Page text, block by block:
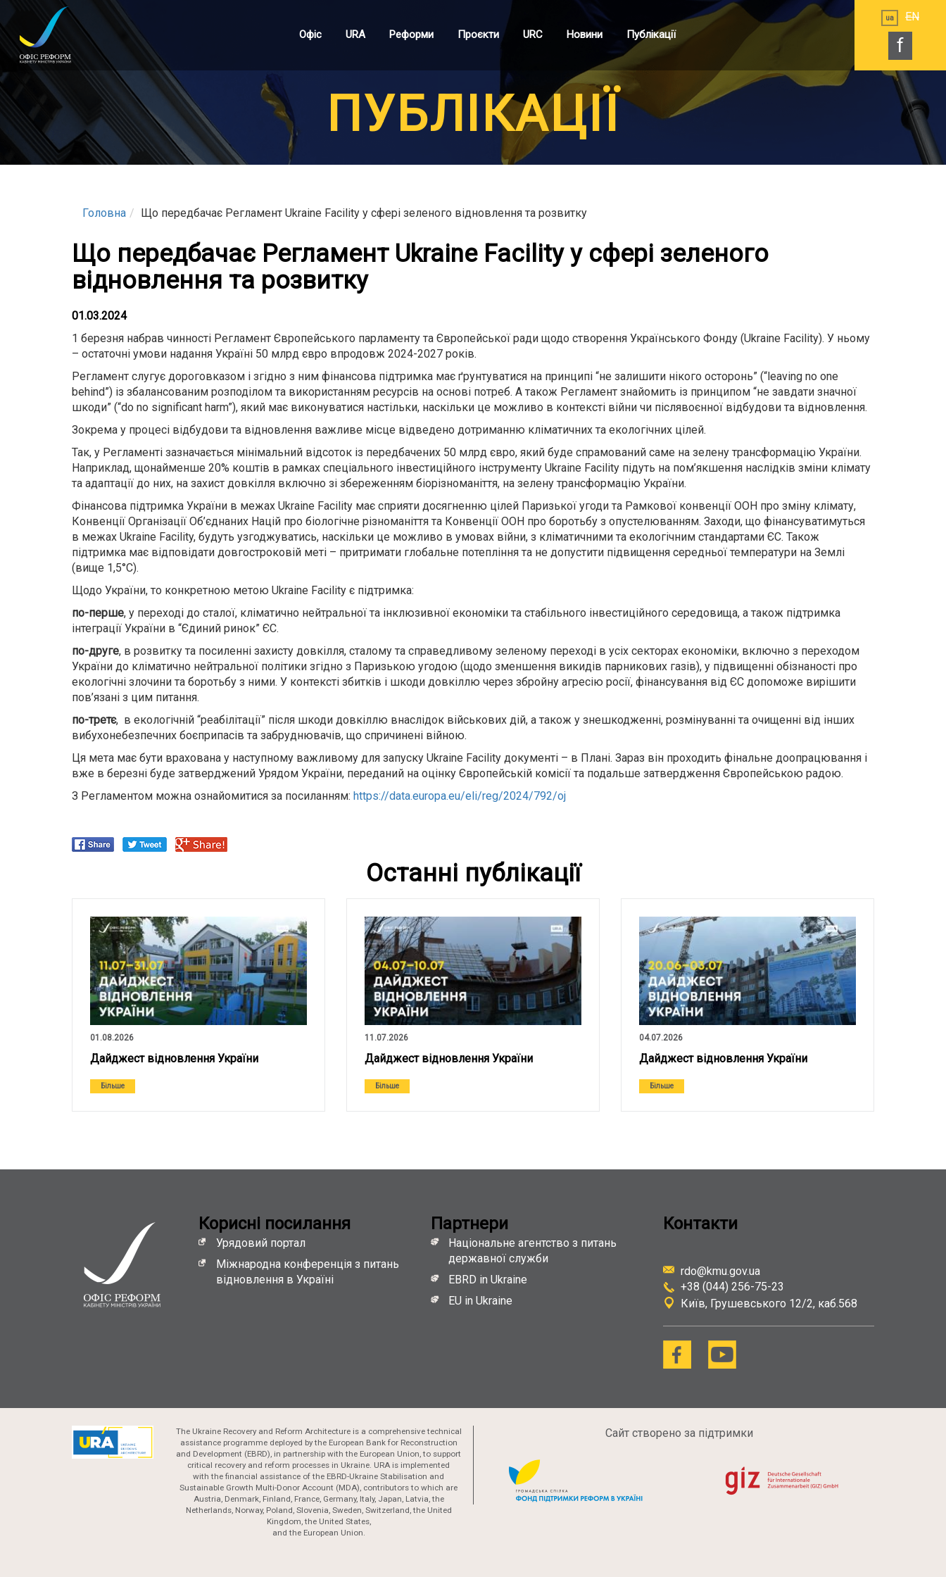
до
основного
матеріалу
ua EN
f
Офіс URA Реформи Проєкти URC Новини Публікації
ПУБЛІКАЦІЇ
Головна Що передбачає Регламент Ukraine Facility у сфері зеленого відновлення та розвитку
Що передбачає Регламент Ukraine Facility у сфері зеленого
відновлення та розвитку
01.03.2024
1 березня набрав чинності Регламент Європейського парламенту та Європейської ради щодо створення Українського Фонду (Ukraine Facility). У ньому
– остаточні умови надання Україні 50 млрд євро впродовж 2024-2027 років.
Регламент слугує дороговказом і згідно з ним фінансова підтримка має ґрунтуватися на принципі “не залишити нікого осторонь” (“leaving no one
behind”) із збалансованим розподілом та використанням ресурсів на основі потреб. А також Регламент знайомить із принципом “не завдати значної
шкоди” (“do no significant harm”), який має виконуватися настільки, наскільки це можливо в контексті війни чи післявоєнної відбудови та відновлення.
Зокрема у процесі відбудови та відновлення важливе місце відведено дотриманню кліматичних та екологічних цілей.
Так, у Регламенті зазначається мінімальний відсоток із передбачених 50 млрд євро, який буде спрамований саме на зелену трансформацію України.
Наприклад, щонайменше 20% коштів в рамках спеціального інвестиційного інструменту Ukraine Facility підуть на пом’якшення наслідків зміни клімату
та адаптації до них, на захист довкілля включно зі збереженням біорізноманіття, на зелену трансформацію України.
Фінансова підтримка України в межах Ukraine Facility має сприяти досягненню цілей Паризької угоди та Рамкової конвенції ООН про зміну клімату,
Конвенції Організації Об’єднаних Націй про біологічне різноманіття та Конвенції ООН про боротьбу з опустелюванням. Заходи, що фінансуватимуться
в межах Ukraine Facility, будуть узгоджуватись, наскільки це можливо в умовах війни, з кліматичними та екологічним стандартами ЄС. Також
підтримка має відповідати довгостроковій меті – притримати глобальне потепління та не допустити підвищення середньої температури на Землі
(вище 1,5°C).
Щодо України, то конкретною метою Ukraine Facility є підтримка:
по-перше, у переході до сталої, кліматично нейтральної та інклюзивної економіки та стабільного інвестиційного середовища, а також підтримка
інтеграції України в “Єдиний ринок” ЄС.
по-друге, в розвитку та посиленні захисту довкілля, сталому та справедливому зеленому переході в усіх секторах економіки, включно з переходом
України до кліматично нейтральної політики згідно з Паризькою угодою (щодо зменшення викидів парникових газів), у підвищенні обізнаності про
екологічні злочини та боротьбу з ними. У контексті збитків і шкоди довкіллю через збройну агресію росії, фінансування від ЄС допоможе вирішити
пов’язані з цим питання.
по-третє, в екологічній “реабілітації” після шкоди довкіллю внаслідок військових дій, а також у знешкодженні, розмінуванні та очищенні від інших
вибухонебезпечних боєприпасів та забруднювачів, що спричинені війною.
Ця мета має бути врахована у наступному важливому для запуску Ukraine Facility документі – в Плані. Зараз він проходить фінальне доопрацювання і
вже в березні буде затверджений Урядом України, переданий на оцінку Європейській комісії та подальше затвердження Європейською радою.
З Регламентом можна ознайомитися за посиланням: https://data.europa.eu/eli/reg/2024/792/oj
Останні публікації
01.08.2026
Дайджест відновлення України
Більше
11.07.2026
Дайджест відновлення України
Більше
04.07.2026
Дайджест відновлення України
Більше
Кориснi посилання
Урядовий портал
Міжнародна конференція з питань
відновлення в Україні
Партнери
Національне агентство з питань
державної служби
EBRD in Ukraine
EU in Ukraine
Контакти
rdo@kmu.gov.ua
+38 (044) 256-75-23
Київ Грушевського 12/2, каб.568
The Ukraine Recovery and Reform Architecture is a comprehensive technical
assistance programme deployed by the European Bank for Reconstruction
and Development (EBRD), in partnership with the European Union, to support
critical recovery and reform processes in Ukraine. URA is implemented
with the financial assistance of the EBRD-Ukraine Stabilisation and
Sustainable Growth Multi-Donor Account (MDA), contributors to which are
Austria, Denmark, Finland, France, Germany, Italy, Japan, Latvia, the
Netherlands, Norway, Poland, Slovenia, Sweden, Switzerland, the United
Kingdom, the United States,
and the European Union.
Сайт створено за підтримки